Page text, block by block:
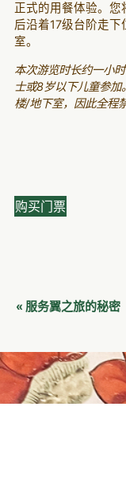
正式的用餐体验。
后沿着17级台阶走
室。
本次游览时长约一小
士或8岁以下儿童参加
楼/地下室，因此全程
购买门票
活
导
航
« 服务翼之旅的秘密